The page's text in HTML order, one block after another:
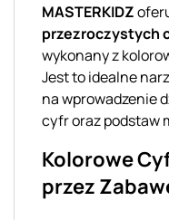
MASTERKIDZ
przezroczystych
wykonany z
Jest to idealne
na wprowadzenie
cyfr oraz podstaw
Kolorowe
przez